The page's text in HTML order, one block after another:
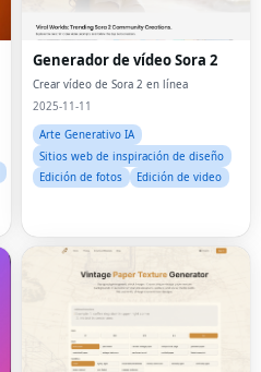
Generador de vídeo Sora 2
Crear vídeo de Sora 2 en línea
2025-11-11
Arte Generativo IA
Sitios web de inspiración de diseño
Edición de fotos
Edición de video